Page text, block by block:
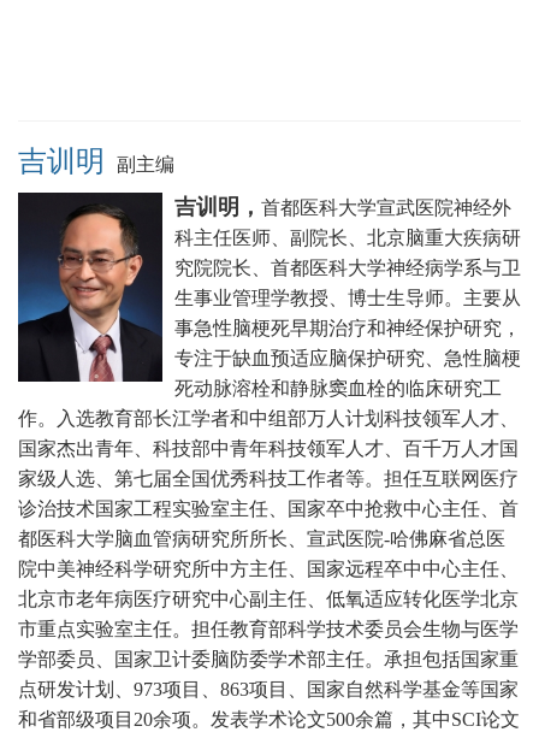
吉训明 副主编
吉训明， 首都医科大学宣武医院神经外
科主任医师、副院长、北京脑重大疾病研
究院院长、首都医科大学神经病学系与卫
生事业管理学教授、博士生导师。主要从
事急性脑梗死早期治疗和神经保护研究，
专注于缺血预适应脑保护研究、急性脑梗
死动脉溶栓和静脉窦血栓的临床研究工
作。
入选教育部长江学者和中组部万人计划科技领军人才、
国家杰出青年、科技部中青年科技领军人才、百千万人才国
家级人选、第七届全国优秀科技工作者等。担任互联网医疗
诊治技术国家工程实验室主任、国家卒中抢救中心主任、首
都医科大学脑血管病研究所所长、宣武医院-哈佛麻省总医
院中美神经科学研究所中方主任、国家远程卒中中心主任、
北京市老年病医疗研究中心副主任、低氧适应转化医学北京
市重点实验室主任。担任教育部科学技术委员会生物与医学
学部委员、国家卫计委脑防委学术部主任。承担包括国家重
点研发计划、973项目、863项目、国家自然科学基金等国家
和省部级项目20余项。发表学术论文500余篇，其中SCI论文